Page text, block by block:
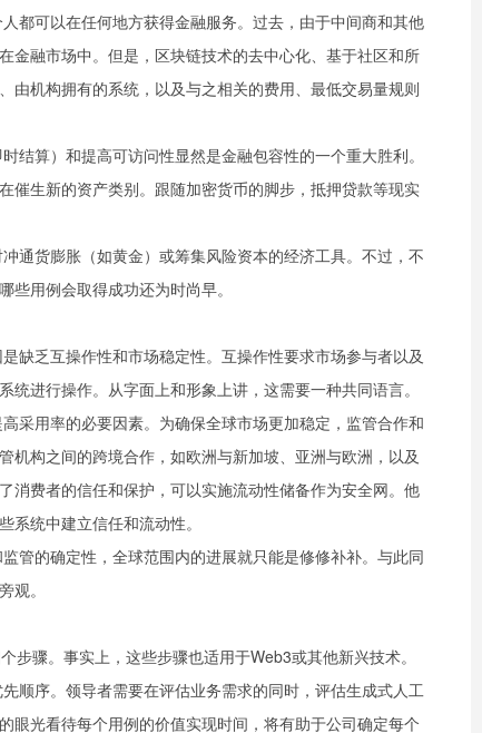
都可以在任何地方获得金融服务。过去，由于中间商和其他
金融市场中。但是，区块链技术的去中心化、基于社区和所
由机构拥有的系统，以及与之相关的费用、最低交易量规则
结算）和提高可访问性显然是金融包容性的一个重大胜利。
催生新的资产类别。跟随加密货币的脚步，抵押贷款等现实
通货膨胀（如黄金）或筹集风险资本的经济工具。不过，不
些用例会取得成功还为时尚早。
缺乏互操作性和市场稳定性。互操作性要求市场参与者以及
统进行操作。从字面上和形象上讲，这需要一种共同语言。
采用率的必要因素。为确保全球市场更加稳定，监管合作和
机构之间的跨境合作，如欧洲与新加坡、亚洲与欧洲，以及
消费者的信任和保护，可以实施流动性储备作为安全网。他
系统中建立信任和流动性。
管的确定性，全球范围内的进展就只能是修修补补。与此同
观。
步骤。事实上，这些步骤也适用于Web3或其他新兴技术。
顺序。领导者需要在评估业务需求的同时，评估生成式人工
眼光看待每个用例的价值实现时间，将有助于公司确定每个